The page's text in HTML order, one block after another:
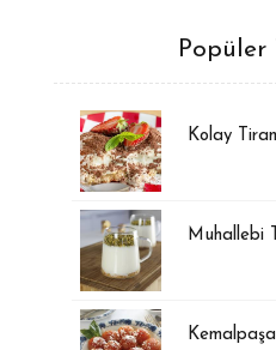
Kolay
Muhallebi
Kemalpaşa